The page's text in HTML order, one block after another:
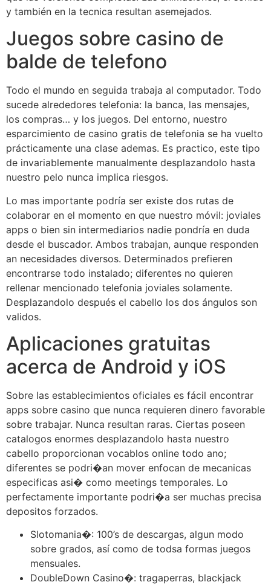
y también en la tecnica resultan asemejados.
Juegos sobre casino de
balde de telefono
Todo el mundo en seguida trabaja al computador. Todo
sucede alrededores telefonia: la banca, las mensajes,
los compras… y los juegos. Del entorno, nuestro
esparcimiento de casino gratis de telefonia se ha vuelto
prácticamente una clase ademas. Es practico, este tipo
de invariablemente manualmente desplazandolo hasta
nuestro pelo nunca implica riesgos.
Lo mas importante podrí­a ser existe dos rutas de
colaborar en el momento en que nuestro móvil: joviales
apps o bien sin intermediarios nadie pondrí­a en duda
desde el buscador. Ambos trabajan, aunque responden
an necesidades diversos. Determinados prefieren
encontrarse todo instalado; diferentes no quieren
rellenar mencionado telefonia joviales solamente.
Desplazandolo después el cabello los dos ángulos son
validos.
Aplicaciones gratuitas
acerca de Android y iOS
Sobre las establecimientos oficiales es fácil encontrar
apps sobre casino que nunca requieren dinero favorable
sobre trabajar. Nunca resultan raras. Ciertas poseen
catalogos enormes desplazandolo hasta nuestro
cabello proporcionan vocablos online todo ano;
diferentes se podri�an mover enfocan de mecanicas
especificas asi� como meetings temporales. Lo
perfectamente importante podri�a ser muchas precisa
depositos forzados.
Slotomania�: 100’s de descargas, algun modo
sobre grados, así­ como de todsa formas juegos
mensuales.
DoubleDown Casino�: tragaperras, blackjack